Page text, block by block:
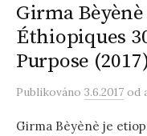
Girma
Éthiopiques
Purpose
Publikováno 3.6.2017 od
Girma Bèyènè je